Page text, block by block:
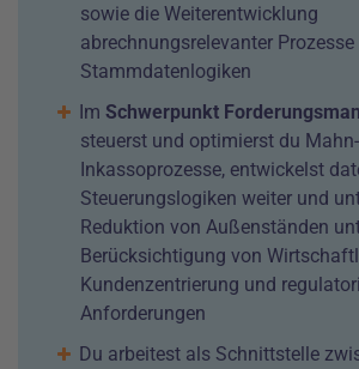
sowie die Weiterentwicklung
abrechnungsrelevanter Prozesse
Stammdatenlogiken
Im Schwerpunkt
steuerst und optimierst du
Inkassoprozesse, entwickelst
Steuerungslogiken weiter und
Reduktion von Außenständen
Berücksichtigung von
Kundenzentrierung und
Anforderungen
Du arbeitest als Schnittstelle